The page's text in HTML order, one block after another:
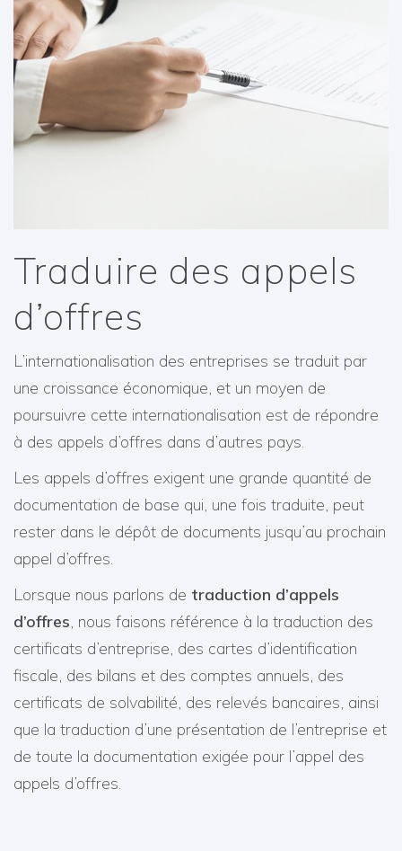
Traduire des appels
d’offres
L’internationalisation des entreprises se traduit par
une croissance économique, et un moyen de
poursuivre cette internationalisation est de répondre
à des appels d’offres dans d’autres pays.
Les appels d’offres exigent une grande quantité de
documentation de base qui, une fois traduite, peut
rester dans le dépôt de documents jusqu’au prochain
appel d’offres.
Lorsque nous parlons de traduction d’appels
d’offres, nous faisons référence à la traduction des
certificats d’entreprise, des cartes d’identification
fiscale, des bilans et des comptes annuels, des
certificats de solvabilité, des relevés bancaires, ainsi
que la traduction d’une présentation de l’entreprise et
de toute la documentation exigée pour l’appel des
appels d’offres.